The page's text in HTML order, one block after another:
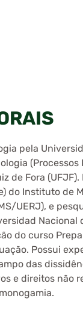
pela
de Fora
do Instituto de
UERJ), e
Nacional
do curso
Possui
das
e direitos não